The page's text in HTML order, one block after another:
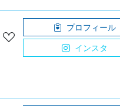
プロフィール
インスタ